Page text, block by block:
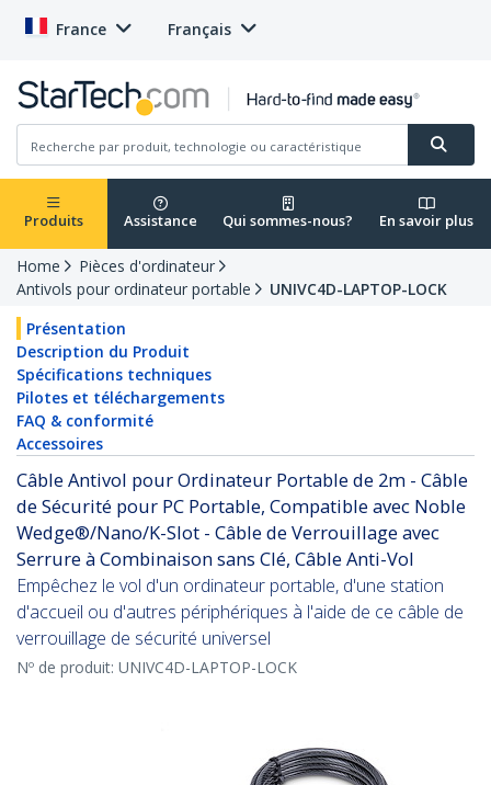
France Français
Produits Assistance Qui sommes-nous? En savoir plus
Home
Pièces d'ordinateur
Antivols pour ordinateur portable
UNIVC4D-LAPTOP-LOCK
Présentation
Description du Produit
Spécifications techniques
Pilotes et téléchargements
FAQ & conformité
Accessoires
Câble Antivol pour Ordinateur Portable de 2m - Câble
de Sécurité pour PC Portable, Compatible avec Noble
Wedge®/Nano/K-Slot - Câble de Verrouillage avec
Serrure à Combinaison sans Clé, Câble Anti-Vol
Empêchez le vol d'un ordinateur portable, d'une station
d'accueil ou d'autres périphériques à l'aide de ce câble de
verrouillage de sécurité universel
Nº de produit: UNIVC4D-LAPTOP-LOCK